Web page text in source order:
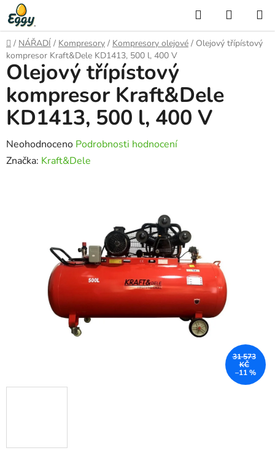
Přejít
na
obsah
Hledat
KOŠÍK
Domů
/ NÁŘADÍ / Kompresory / Kompresory olejové / Olejový třípístový
kompresor Kraft&Dele KD1413, 500 l, 400 V
Olejový třípístový
kompresor Kraft&Dele
KD1413, 500 l, 400 V
Průměrné
hodnocení
Neohodnoceno Podrobnosti hodnocení
Značka: Kraft&Dele
31 573
KČ
–11 %